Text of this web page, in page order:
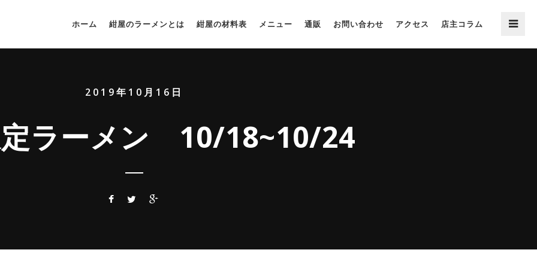
ホーム 紺屋のラーメンとは 紺屋の材料表 メニュー 通販 お問い合わせ アクセス 店主コラム
2019年10月16日
ラーメン 10/18~10/24